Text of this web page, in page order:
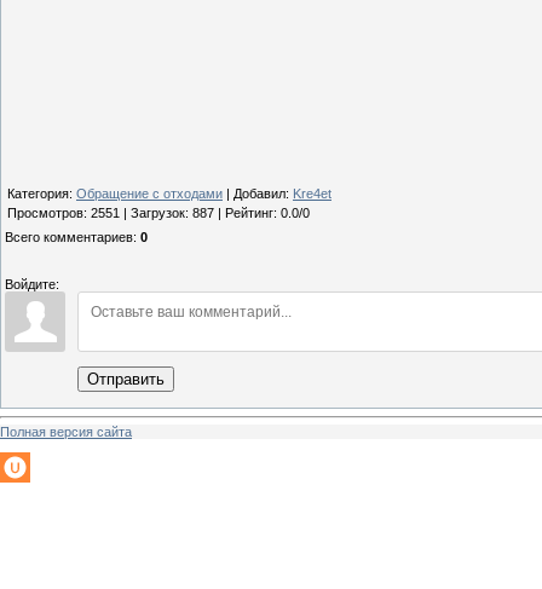
Категория: Обращение с отходами Добавил: Kre4et
Просмотров: 2551 Загрузок: 887 Рейтинг: 0.0/0
Всего комментариев: 0
Войдите:
Отправить
Полная версия сайта